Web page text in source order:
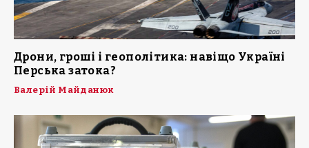
Дрони, гроші і геополітика: навіщо Україні
Перська затока?
Валерій Майданюк